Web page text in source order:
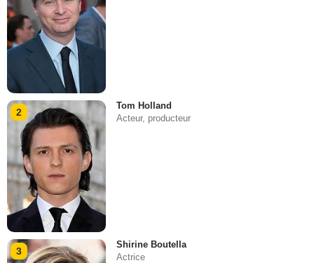
2
Tom Holland
Acteur, producteur
3
Shirine Boutella
Actrice